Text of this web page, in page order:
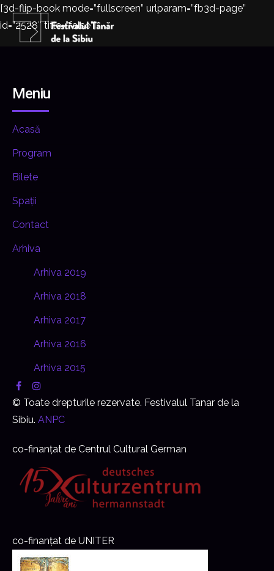
[3d-flip-book mode=”fullscreen” urlparam=”fb3d-page”
id=”2528″ title=”false”]
Meniu
Acasă
Program
Bilete
Spații
Contact
Arhiva
Arhiva 2019
Arhiva 2018
Arhiva 2017
Arhiva 2016
Arhiva 2015
© Toate drepturile rezervate. Festivalul Tanar de la
Sibiu. ANPC
co-finanțat de Centrul Cultural German
co-finanțat de UNITER